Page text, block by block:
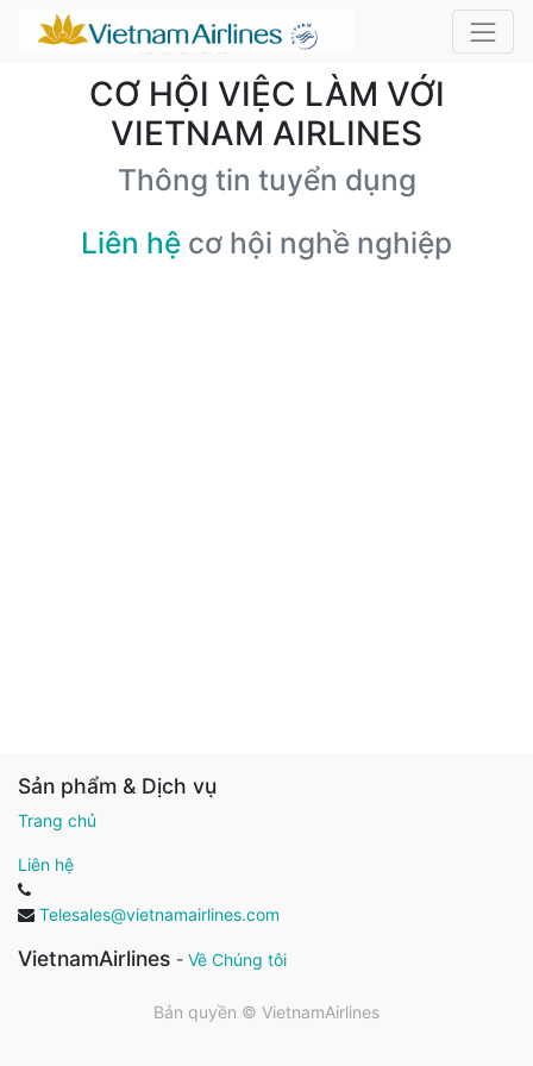
CƠ HỘI VIỆC LÀM VỚI
VIETNAM AIRLINES
Thông tin tuyển dụng
Liên hệ cơ hội nghề nghiệp
Sản phẩm & Dịch vụ
Trang chủ
Liên hệ
Telesales@vietnamairlines.com
VietnamAirlines - Về Chúng tôi
Bản quyền © VietnamAirlines